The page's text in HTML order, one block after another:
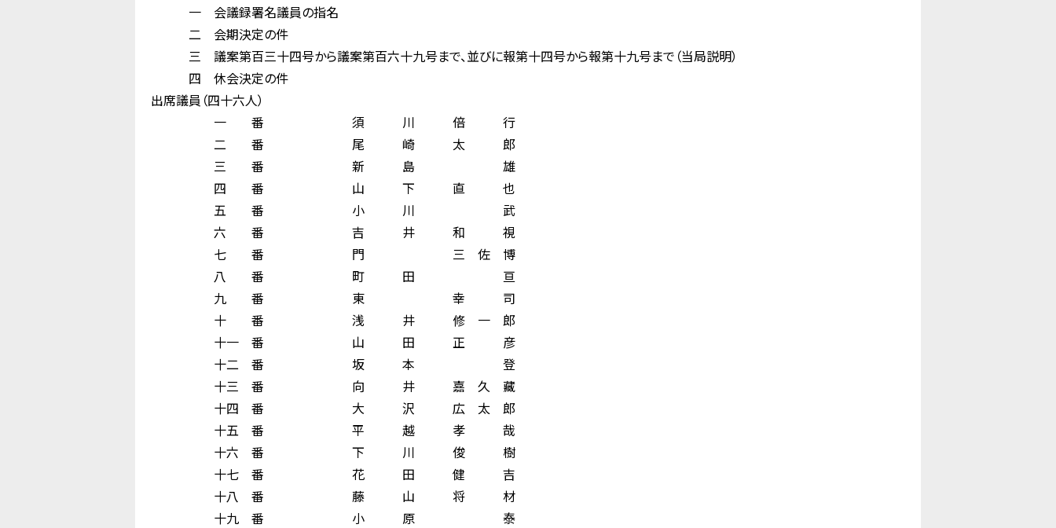
一 会議録署名議員の指名
二 会期決定の件
三 議案第百三十四号から議案第百六十九号まで、並びに報第十四号から報第十九号まで（当局説明）
四 休会決定の件
出席議員（四十六人）
一 番 須 川 倍 行
二 番 尾 崎 太 郎
三 番 新 島 雄
四 番 山 下 直 也
五 番 小 川 武
六 番 吉 井 和 視
七 番 門 三 佐 博
八 番 町 田 亘
九 番 東 幸 司
十 番 浅 井 修 一 郎
十一 番 山 田 正 彦
十二 番 坂 本 登
十三 番 向 井 嘉 久 藏
十四 番 大 沢 広 太 郎
十五 番 平 越 孝 哉
十六 番 下 川 俊 樹
十七 番 花 田 健 吉
十八 番 藤 山 将 材
十九 番 小 原 泰